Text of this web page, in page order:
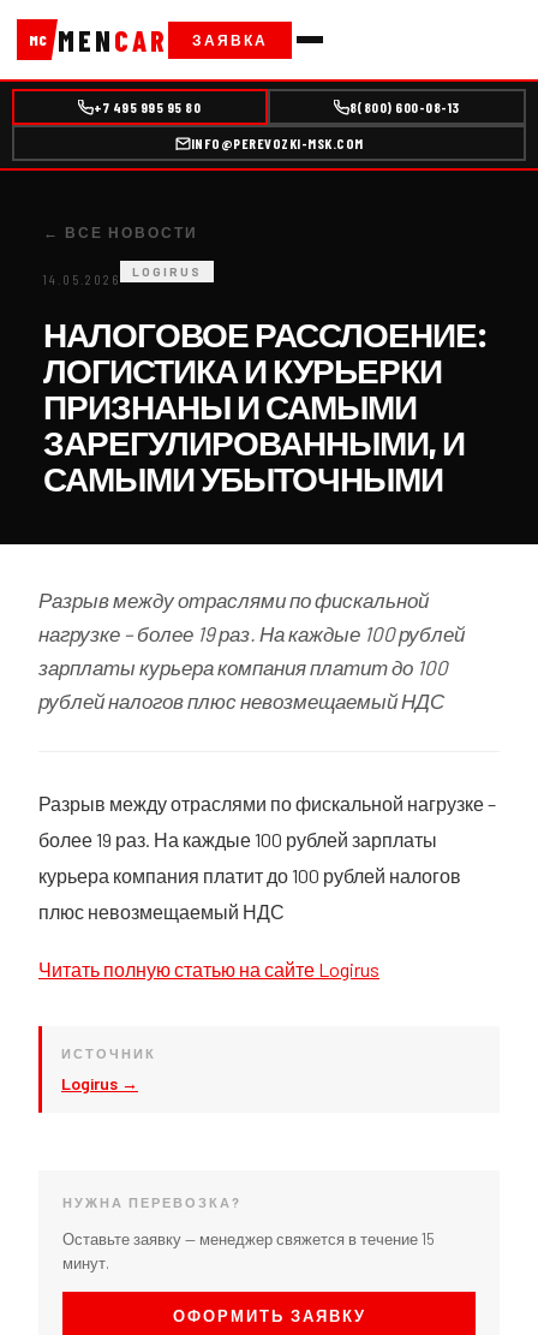
MC MENCAR ЗАЯВКА
+7 495 995 95 80 8(800) 600-08-13
INFO@PEREVOZKI-MSK.COM
← ВСЕ НОВОСТИ
14.05.2026 LOGIRUS
НАЛОГОВОЕ РАССЛОЕНИЕ:
ЛОГИСТИКА И КУРЬЕРКИ
ПРИЗНАНЫ И САМЫМИ
ЗАРЕГУЛИРОВАННЫМИ, И
САМЫМИ УБЫТОЧНЫМИ
Разрыв между отраслями по фискальной
нагрузке – более 19 раз. На каждые 100 рублей
зарплаты курьера компания платит до 100
рублей налогов плюс невозмещаемый НДС
Разрыв между отраслями по фискальной нагрузке –
более 19 раз. На каждые 100 рублей зарплаты
курьера компания платит до 100 рублей налогов
плюс невозмещаемый НДС
Читать полную статью на сайте Logirus
ИСТОЧНИК
Logirus →
НУЖНА ПЕРЕВОЗКА?
Оставьте заявку — менеджер свяжется в течение 15
минут.
ОФОРМИТЬ ЗАЯВКУ